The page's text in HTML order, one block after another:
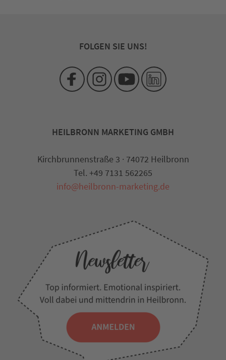
FOLGEN SIE UNS!
HEILBRONN MARKETING GMBH
Kirchbrunnenstraße 3 · 74072 Heilbronn
Tel. +49 7131 562265
info@heilbronn-marketing.de